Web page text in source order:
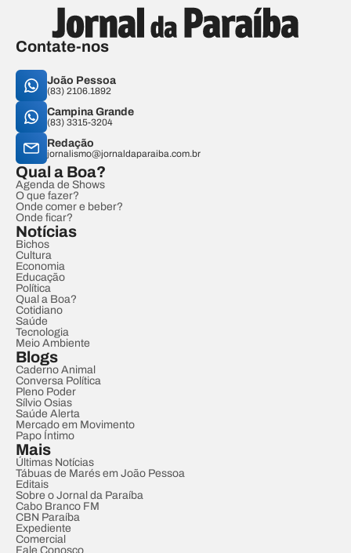
Contate-nos
João Pessoa
(83) 2106.1892
Campina Grande
(83) 3315-3204
Redação
jornalismo@jornaldaparaiba.com.br
Qual a Boa?
Agenda de Shows
O que fazer?
Onde comer e beber?
Onde ficar?
Notícias
Bichos
Cultura
Economia
Educação
Política
Qual a Boa?
Cotidiano
Saúde
Tecnologia
Meio Ambiente
Blogs
Caderno Animal
Conversa Política
Pleno Poder
Sílvio Osias
Saúde Alerta
Mercado em Movimento
Papo Íntimo
Mais
Últimas Notícias
Tábuas de Marés em João Pessoa
Editais
Sobre o Jornal da Paraíba
Cabo Branco FM
CBN Paraíba
Expediente
Comercial
Fale Conosco